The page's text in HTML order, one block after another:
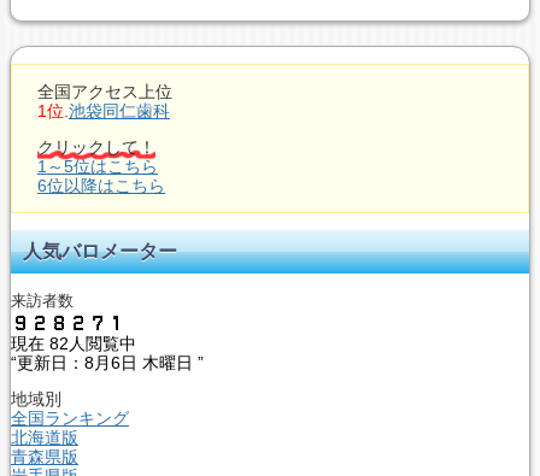
全国アクセス上位
1位.池袋同仁歯科
クリックして！
1～5位はこちら
6位以降はこちら
人気バロメーター
来訪者数
現在 82人閲覧中
“更新日： 8月6日 木曜日 ”
地域別
全国ランキング
北海道版
青森県版